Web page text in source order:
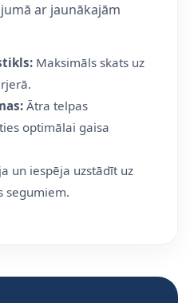
ar jaunākajām
Maksimāls skats uz
Ātra telpas
optimālai gaisa
un iespēja uzstādīt uz
segumiem.